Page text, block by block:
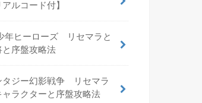
ルコード付】
年ヒーローズ リセマラと
序盤攻略法
タジー幻影戦争 リセマラ
ラクターと序盤攻略法